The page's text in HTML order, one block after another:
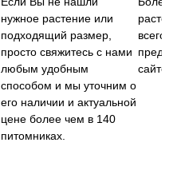
нужное растение или
подходящий размер,
просто свяжитесь с нами
любым удобным
способом и мы уточним о
его наличии и актуальной
цене более чем в 140
питомниках.
всего
сайте.